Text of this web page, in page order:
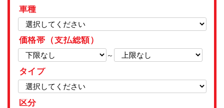
車種
価格帯（支払総額）
～
タイプ
区分